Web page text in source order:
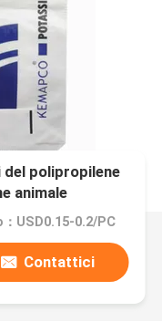
polipropilene
animale
USD0.15-0.2/PC
Contattici